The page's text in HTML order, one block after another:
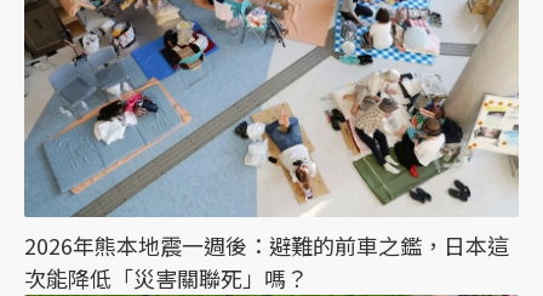
2026年熊本地震一週後：避難的前車之鑑，日本這
次能降低「災害關聯死」嗎？